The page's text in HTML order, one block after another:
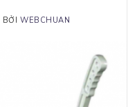
BỞIWEBCHUAN